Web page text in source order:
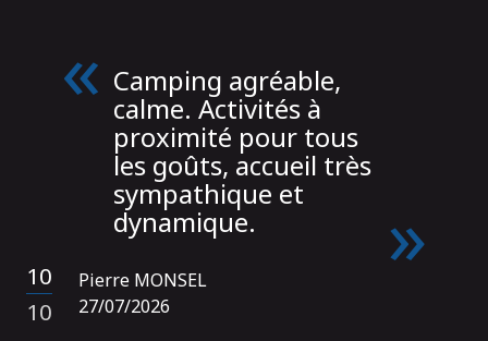
Camping agréable,
calme. Activités à
proximité pour tous
les goûts, accueil très
sympathique et
dynamique.
10
/
10
Pierre MONSEL
27/07/2026